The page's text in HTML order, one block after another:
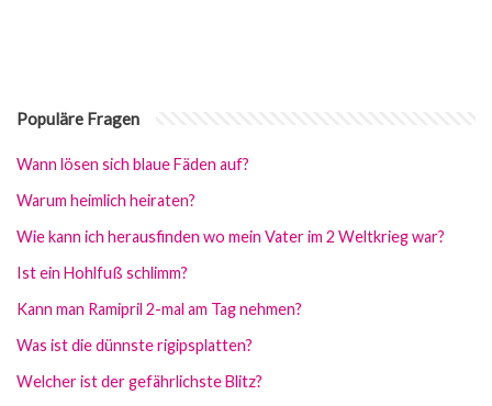
Populäre Fragen
Wann lösen sich blaue Fäden auf?
Warum heimlich heiraten?
Wie kann ich herausfinden wo mein Vater im 2 Weltkrieg war?
Ist ein Hohlfuß schlimm?
Kann man Ramipril 2-mal am Tag nehmen?
Was ist die dünnste rigipsplatten?
Welcher ist der gefährlichste Blitz?